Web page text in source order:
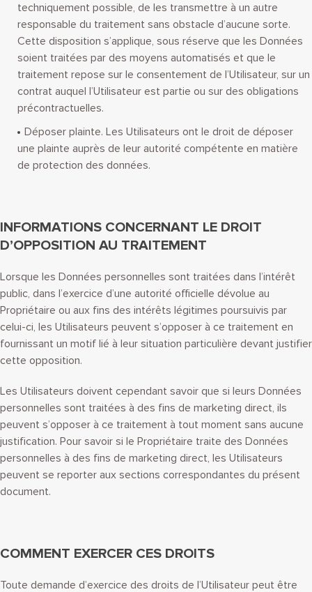
techniquement possible, de les transmettre à un autre
responsable du traitement sans obstacle d’aucune sorte.
Cette disposition s’applique, sous réserve que les Données
soient traitées par des moyens automatisés et que le
traitement repose sur le consentement de l’Utilisateur, sur un
contrat auquel l’Utilisateur est partie ou sur des obligations
précontractuelles.
Déposer plainte. Les Utilisateurs ont le droit de déposer
une plainte auprès de leur autorité compétente en matière
de protection des données.
INFORMATIONS CONCERNANT LE DROIT
D’OPPOSITION AU TRAITEMENT
Lorsque les Données personnelles sont traitées dans l’intérêt
public, dans l’exercice d’une autorité officielle dévolue au
Propriétaire ou aux fins des intérêts légitimes poursuivis par
celui-ci, les Utilisateurs peuvent s’opposer à ce traitement en
fournissant un motif lié à leur situation particulière devant justifier
cette opposition.
Les Utilisateurs doivent cependant savoir que si leurs Données
personnelles sont traitées à des fins de marketing direct, ils
peuvent s’opposer à ce traitement à tout moment sans aucune
justification. Pour savoir si le Propriétaire traite des Données
personnelles à des fins de marketing direct, les Utilisateurs
peuvent se reporter aux sections correspondantes du présent
document.
COMMENT EXERCER CES DROITS
Toute demande d’exercice des droits de l’Utilisateur peut être